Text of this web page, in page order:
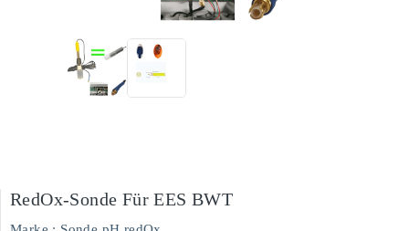
RedOx-Sonde Für EES BWT